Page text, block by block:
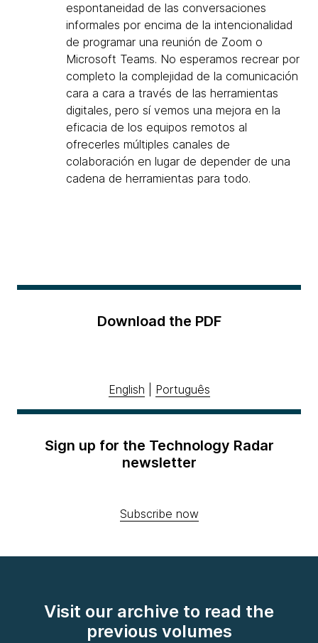
espontaneidad de las conversaciones
informales por encima de la intencionalidad
de programar una reunión de Zoom o
Microsoft Teams. No esperamos recrear por
completo la complejidad de la comunicación
cara a cara a través de las herramientas
digitales, pero sí vemos una mejora en la
eficacia de los equipos remotos al
ofrecerles múltiples canales de
colaboración en lugar de depender de una
cadena de herramientas para todo.
Download the PDF
English Português
Sign up for the Technology Radar
newsletter
Subscribe now
Visit our archive to read the
previous volumes